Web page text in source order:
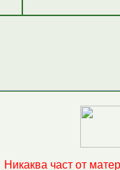
Никаква част от